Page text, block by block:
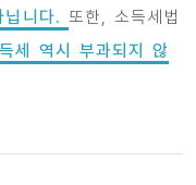
니다. 또한, 소득세법
세 역시 부과되지 않